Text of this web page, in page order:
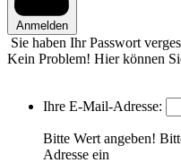
Anmelden
Sie haben Ihr Passwort
Kein Problem! Hier können
Ihre E-Mail-Adresse:
Bitte Wert angeben!
Adresse ein